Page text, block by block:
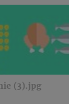
(3).jpg